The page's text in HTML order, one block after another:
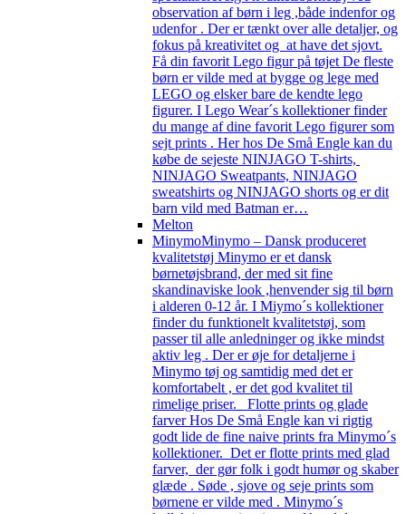
observation af børn i leg ,både indenfor og
udenfor . Der er tænkt over alle detaljer, og
fokus på kreativitet og at have det sjovt.
Få din favorit Lego figur på tøjet De fleste
børn er vilde med at bygge og lege med
LEGO og elsker bare de kendte lego
figurer. I Lego Wear´s kollektioner finder
du mange af dine favorit Lego figurer som
sejt prints . Her hos De Små Engle kan du
købe de sejeste NINJAGO T-shirts,
NINJAGO Sweatpants, NINJAGO
sweatshirts og NINJAGO shorts og er dit
barn vild med Batman er…
Melton
MinymoMinymo – Dansk produceret
kvalitetstøj Minymo er et dansk
børnetøjsbrand, der med sit fine
skandinaviske look ,henvender sig til børn
i alderen 0-12 år. I Miymo´s kollektioner
finder du funktionelt kvalitetstøj, som
passer til alle anledninger og ikke mindst
aktiv leg . Der er øje for detaljerne i
Minymo tøj og samtidig med det er
komfortabelt , er det god kvalitet til
rimelige priser. Flotte prints og glade
farver Hos De Små Engle kan vi rigtig
godt lide de fine naive prints fra Minymo´s
kollektioner. Det er flotte prints med glad
farver, der gør folk i godt humør og skaber
glæde . Søde , sjove og seje prints som
børnene er vilde med . Minymo´s